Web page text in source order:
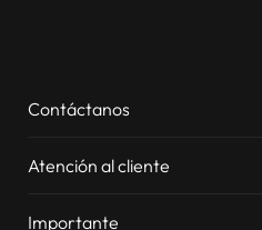
Contáctanos
Atención al cliente
Importante